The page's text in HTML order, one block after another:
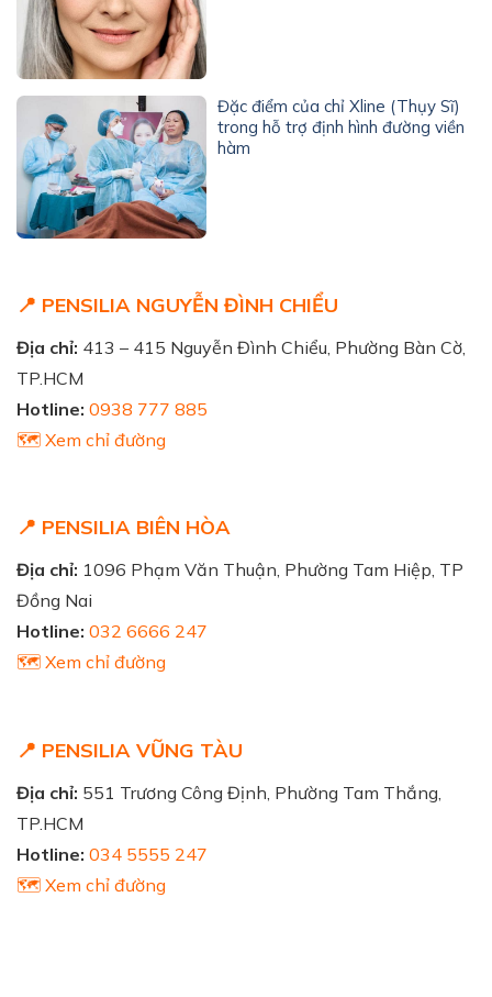
Đặc điểm của chỉ Xline (Thụy Sĩ)
trong hỗ trợ định hình đường viền
hàm
📍 PENSILIA NGUYỄN ĐÌNH CHIỂU
Địa chỉ: 413 – 415 Nguyễn Đình Chiểu, Phường Bàn Cờ,
TP.HCM
Hotline: 0938 777 885
🗺️ Xem chỉ đường
📍 PENSILIA BIÊN HÒA
Địa chỉ: 1096 Phạm Văn Thuận, Phường Tam Hiệp, TP
Đồng Nai
Hotline: 032 6666 247
🗺️ Xem chỉ đường
📍 PENSILIA VŨNG TÀU
Địa chỉ: 551 Trương Công Định, Phường Tam Thắng,
TP.HCM
Hotline: 034 5555 247
🗺️ Xem chỉ đường